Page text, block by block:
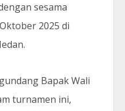
sesama
2025 di
Bapak Wali
turnamen ini,